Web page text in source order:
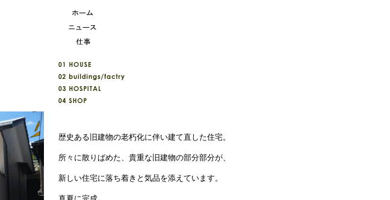
歴史ある旧建物の老朽化に伴い建て直した住宅。
所々に散りばめた、貴重な旧建物の部分部分が、
新しい住宅に落ち着きと気品を添えています。